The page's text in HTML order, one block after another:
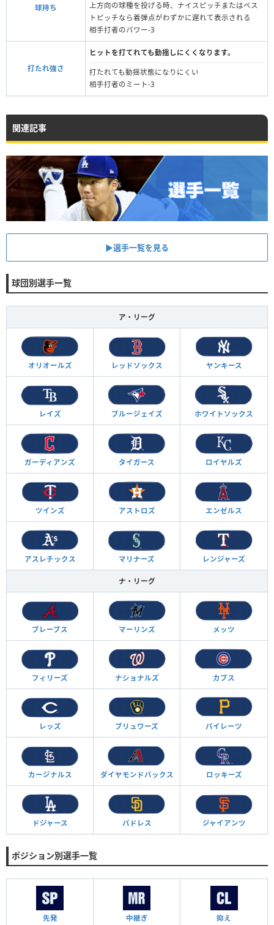
球持ち
上方向の球種を投げる時、ナイスピッチまたはベス
トピッチなら着弾点がわずかに遅れて表示される
相手打者のパワー-3
打たれ強さ
ヒットを打てれても動揺しにくくなります。
打たれても動揺状態になりにくい
相手打者のミート-3
関連記事
▶︎選手一覧を見る
球団別選手一覧
ア・リーグ
オリオールズ レッドソックス ヤンキース
レイズ ブルージェイズ ホワイトソックス
ガーディアンズ タイガース ロイヤルズ
ツインズ アストロズ エンゼルス
アスレチックス マリナーズ レンジャーズ
ナ・リーグ
ブレーブス マーリンズ メッツ
フィリーズ ナショナルズ カブス
レッズ ブリュワーズ パイレーツ
カージナルス ダイヤモンドバックス ロッキーズ
ドジャース パドレス ジャイアンツ
ポジション別選手一覧
先発 中継ぎ 抑え